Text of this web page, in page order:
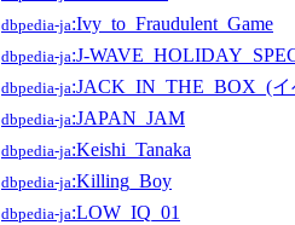
dbpedia-ja:Ivy_to_Fraudulent_Game
dbpedia-ja:J-
dbpedia-ja:JACK_IN_THE_BOX_(
dbpedia-ja:JAPAN_JAM
dbpedia-ja:Keishi_Tanaka
dbpedia-ja:Killing_Boy
dbpedia-ja:LOW_IQ_01